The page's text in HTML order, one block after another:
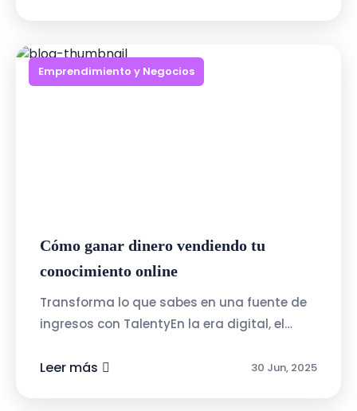
Emprendimiento y Negocios
Cómo ganar dinero vendiendo tu
conocimiento online
Transforma lo que sabes en una fuente de
ingresos con TalentyEn la era digital, el
valiosos. Talenty.cl te ofrece la posi...
Leer más 30 Jun, 2025